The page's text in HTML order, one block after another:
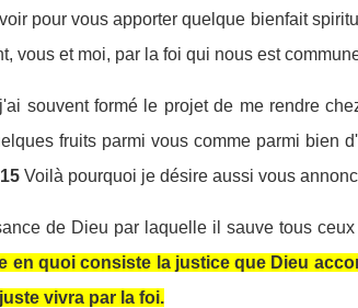
pour vous apporter quelque bienfait
vous et moi, par la foi qui nous est
souvent formé le projet de me rendre
fruits parmi vous comme parmi bien
15 Voilà pourquoi je désire aussi vous
de Dieu par laquelle il sauve tous
en quoi consiste la justice que Dieu
vivra par la foi.